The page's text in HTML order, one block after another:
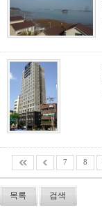
7 8
목록 검색